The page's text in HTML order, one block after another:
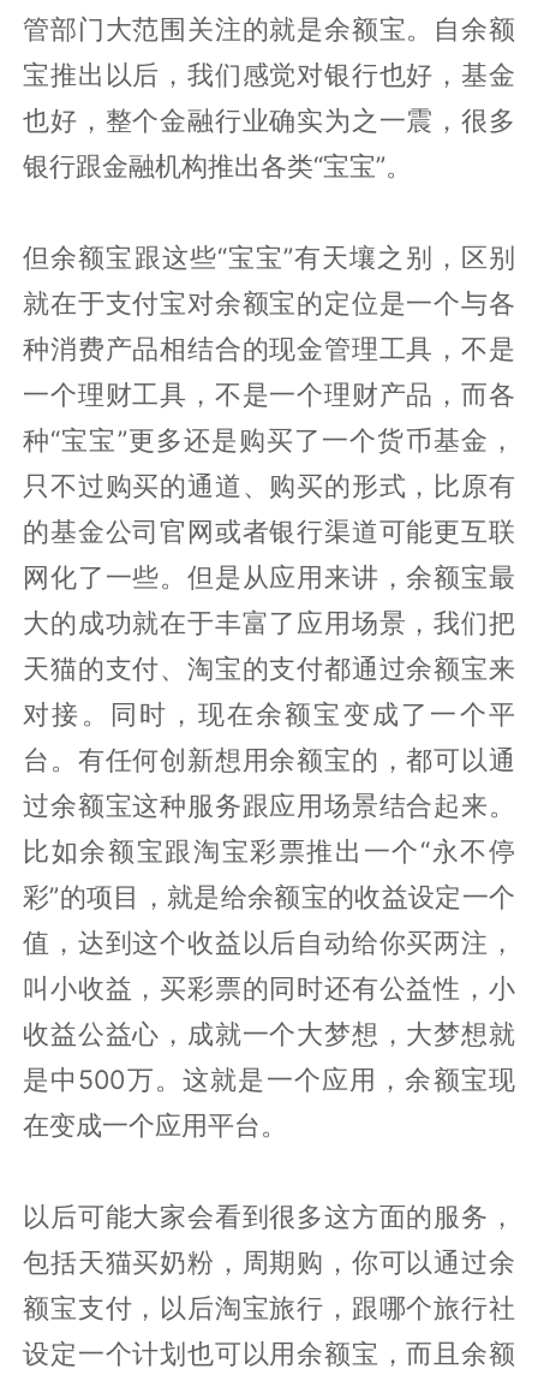
管部门大范围关注的就是余额宝。自余额
宝推出以后，我们感觉对银行也好，基金
也好，整个金融行业确实为之一震，很多
银行跟金融机构推出各类“宝宝”。
但余额宝跟这些“宝宝”有天壤之别，区别
就在于支付宝对余额宝的定位是一个与各
种消费产品相结合的现金管理工具，不是
一个理财工具，不是一个理财产品，而各
种“宝宝”更多还是购买了一个货币基金，
只不过购买的通道、购买的形式，比原有
的基金公司官网或者银行渠道可能更互联
网化了一些。但是从应用来讲，余额宝最
大的成功就在于丰富了应用场景，我们把
天猫的支付、淘宝的支付都通过余额宝来
对接。同时，现在余额宝变成了一个平
台。有任何创新想用余额宝的，都可以通
过余额宝这种服务跟应用场景结合起来。
比如余额宝跟淘宝彩票推出一个“永不停
彩”的项目，就是给余额宝的收益设定一个
值，达到这个收益以后自动给你买两注，
叫小收益，买彩票的同时还有公益性，小
收益公益心，成就一个大梦想，大梦想就
是中500万。这就是一个应用，余额宝现
在变成一个应用平台。
以后可能大家会看到很多这方面的服务，
包括天猫买奶粉，周期购，你可以通过余
额宝支付，以后淘宝旅行，跟哪个旅行社
设定一个计划也可以用余额宝，而且余额